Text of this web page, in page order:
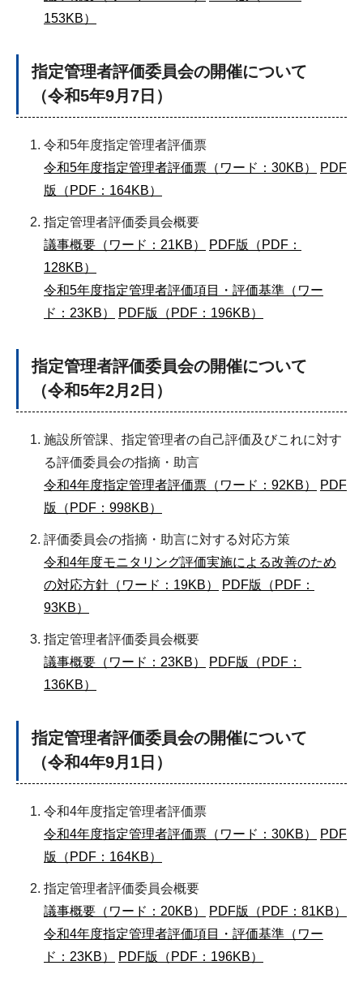
153KB）
指定管理者評価委員会の開催について
（令和5年9月7日）
令和5年度指定管理者評価票
令和5年度指定管理者評価票（ワード：30KB）
PDF
版（PDF：164KB）
指定管理者評価委員会概要
議事概要（ワード：21KB）
PDF版（PDF：
128KB）
令和5年度指定管理者評価項目・評価基準（ワー
ド：23KB）
PDF版（PDF：196KB）
指定管理者評価委員会の開催について
（令和5年2月2日）
施設所管課、指定管理者の自己評価及びこれに対す
る評価委員会の指摘・助言
令和4年度指定管理者評価票（ワード：92KB）
PDF
版（PDF：998KB）
評価委員会の指摘・助言に対する対応方策
令和4年度モニタリング評価実施による改善のため
の対応方針（ワード：19KB）
PDF版（PDF：
93KB）
指定管理者評価委員会概要
議事概要（ワード：23KB）
PDF版（PDF：
136KB）
指定管理者評価委員会の開催について
（令和4年9月1日）
令和4年度指定管理者評価票
令和4年度指定管理者評価票（ワード：30KB）
PDF
版（PDF：164KB）
指定管理者評価委員会概要
議事概要（ワード：20KB）
PDF版（PDF：81KB）
令和4年度指定管理者評価項目・評価基準（ワー
ド：23KB）
PDF版（PDF：196KB）